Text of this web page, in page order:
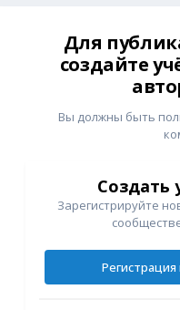
Для
создайте
Вы должны быть
Создать
Зарегистрируйте